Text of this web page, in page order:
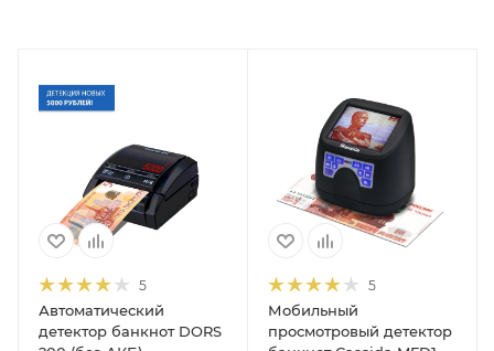
5
Автоматический
детектор банкнот DORS
5
Мобильный
просмотровый детектор